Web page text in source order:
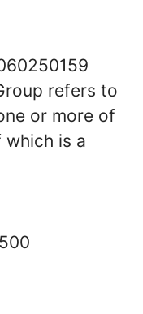
refers to
or more of
which is a